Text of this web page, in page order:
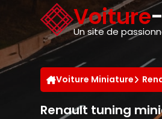
Voiture
Un site de
Voiture Miniature
Renault tuning
Panneau de gestion des cookies